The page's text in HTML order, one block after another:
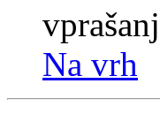
Na vrh